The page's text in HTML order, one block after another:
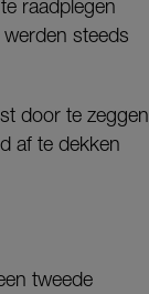
raadplegen
steeds
door te zeggen
af te dekken
tweede